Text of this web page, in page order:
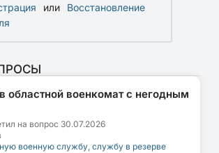
или
Восстановление
областной военкомат с негодным
на вопрос 30.07.2026
военную службу, службу в резерве